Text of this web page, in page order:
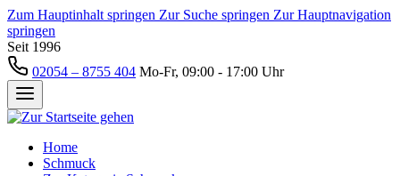
Zum Hauptinhalt springen Zur Suche springen Zur Hauptnavigation
springen
Seit 1996
02054 – 8755 404 Mo-Fr, 09:00 - 17:00 Uhr
Home
Schmuck